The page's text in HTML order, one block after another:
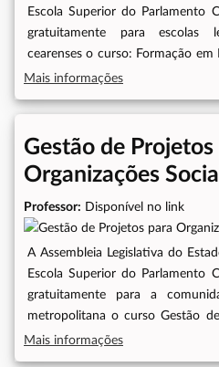
Escola Superior do Parlamento
gratuitamente para escolas
cearenses o curso: Formação em
da escola do parlamento na
pedagógicos e técnicos das
cearenses.Objetivo Geral do
das escolas legislativas
da educação legislativa e
parlamentar.Datas das
06/06
Mais informações
Gestão de Projetos
Organizações
Professor: Disponível no link
A Assembleia Legislativa do
Escola Superior do Parlamento
gratuitamente para a
metropolitana o curso Gestão
Sociais, tendo como foco líderes
Mais informações